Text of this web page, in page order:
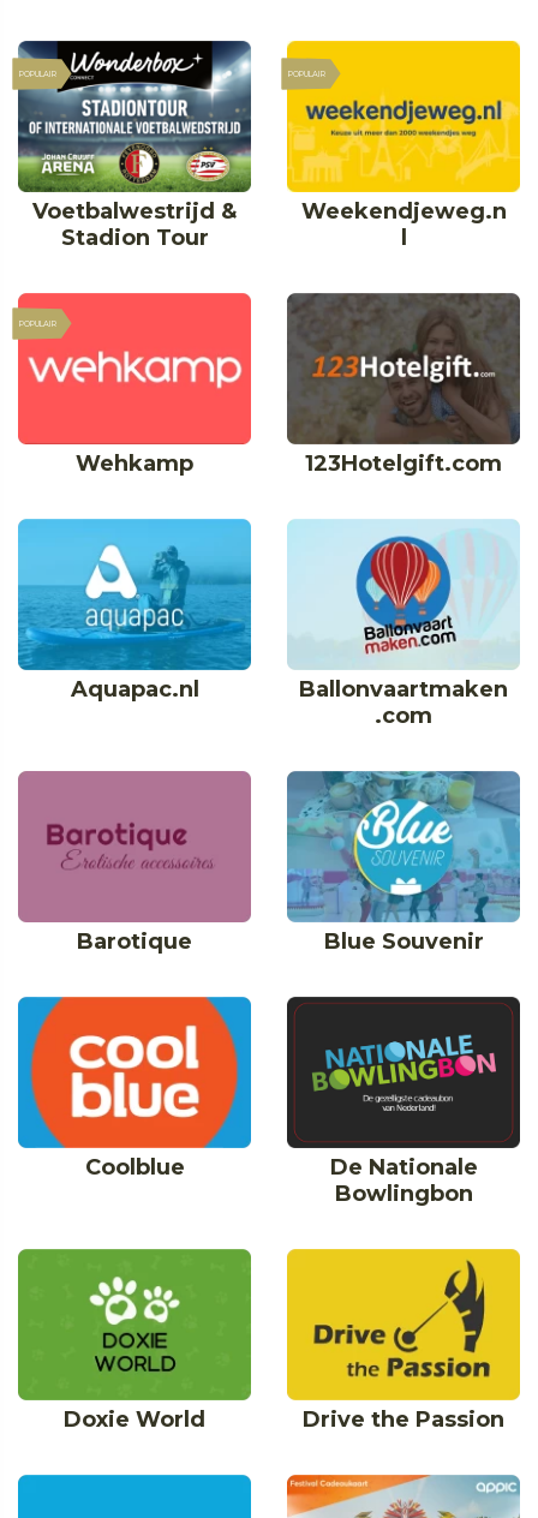
POPULAIR
Voetbalwestrijd &
Stadion Tour
POPULAIR
Weekendjeweg.n
POPULAIR
Wehkamp 123Hotelgift.com
Aquapac.nl
Ballonvaartmaken
.com
Barotique Blue Souvenir
Coolblue
De Nationale
Bowlingbon
Doxie World Drive the Passion